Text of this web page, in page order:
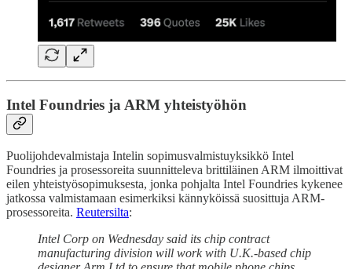
Intel Foundries ja ARM yhteistyöhön
Puolijohdevalmistaja Intelin sopimusvalmistuyksikkö Intel
Foundries ja prosessoreita suunnitteleva brittiläinen ARM ilmoittivat
eilen yhteistyösopimuksesta, jonka pohjalta Intel Foundries kykenee
jatkossa valmistamaan esimerkiksi kännyköissä suosittuja ARM-
prosessoreita. Reutersilta:
Intel Corp on Wednesday said its chip contract
manufacturing division will work with U.K.-based chip